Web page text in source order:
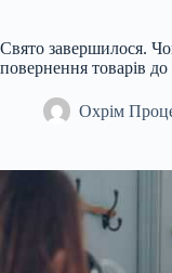
Свято завершилося.
повернення товарів
Охрім